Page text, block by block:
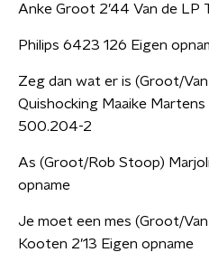
Anke Groot 2’44 Van de LP
Philips 6423 126 Eigen
Zeg dan wat er is (Groot/
Quishocking Maaike
500.204-2
As (Groot/Rob Stoop)
opname
Je moet een mes (Groot/
Kooten 2’13 Eigen opname